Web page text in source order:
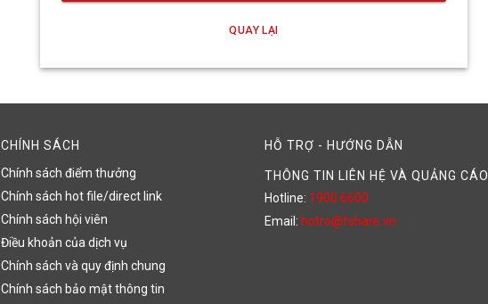
QUAY LẠI
CHÍNH SÁCH
Chính sách điểm thưởng
Chính sách hot file/direct link
Chính sách hội viên
Điều khoản của dịch vụ
Chính sách và quy định chung
Chính sách bảo mật thông tin
HỖ TRỢ - HƯỚNG DẪN
THÔNG TIN LIÊN HỆ VÀ QUẢNG CÁO
Hotline: 1900 6600
Email: hotro@fshare.vn